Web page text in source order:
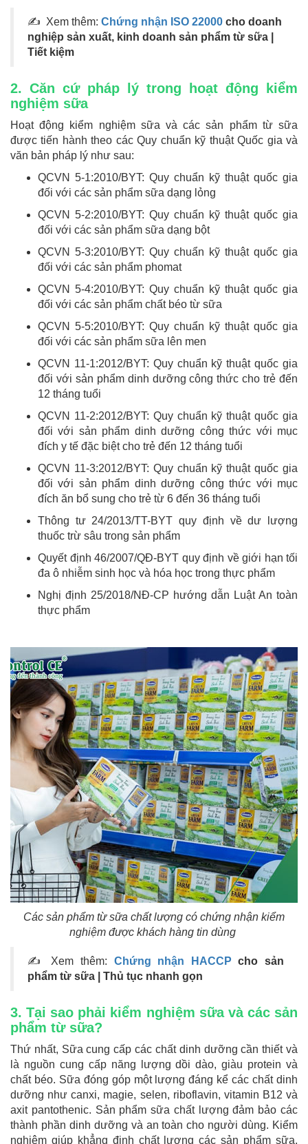
✍ Xem thêm: Chứng nhận ISO 22000 cho doanh
nghiệp sản xuất, kinh doanh sản phẩm từ sữa |
Tiết kiệm
2. Căn cứ pháp lý trong hoạt động kiểm
nghiệm sữa
Hoạt động kiểm nghiệm sữa và các sản phẩm từ sữa
được tiến hành theo các Quy chuẩn kỹ thuật Quốc gia và
văn bản pháp lý như sau:
QCVN 5-1:2010/BYT: Quy chuẩn kỹ thuật quốc gia
đối với các sản phẩm sữa dạng lỏng
QCVN 5-2:2010/BYT: Quy chuẩn kỹ thuật quốc gia
đối với các sản phẩm sữa dạng bột
QCVN 5-3:2010/BYT: Quy chuẩn kỹ thuật quốc gia
đối với các sản phẩm phomat
QCVN 5-4:2010/BYT: Quy chuẩn kỹ thuật quốc gia
đối với các sản phẩm chất béo từ sữa
QCVN 5-5:2010/BYT: Quy chuẩn kỹ thuật quốc gia
đối với các sản phẩm sữa lên men
QCVN 11-1:2012/BYT: Quy chuẩn kỹ thuật quốc gia
đối với sản phẩm dinh dưỡng công thức cho trẻ đến
12 tháng tuổi
QCVN 11-2:2012/BYT: Quy chuẩn kỹ thuật quốc gia
đối với sản phẩm dinh dưỡng công thức với mục
đích y tế đặc biệt cho trẻ đến 12 tháng tuổi
QCVN 11-3:2012/BYT: Quy chuẩn kỹ thuật quốc gia
đối với sản phẩm dinh dưỡng công thức với mục
đích ăn bổ sung cho trẻ từ 6 đến 36 tháng tuổi
Thông tư 24/2013/TT-BYT quy định về dư lượng
thuốc trừ sâu trong sản phẩm
Quyết định 46/2007/QĐ-BYT quy định về giới hạn tối
đa ô nhiễm sinh học và hóa học trong thực phẩm
Nghị định 25/2018/NĐ-CP hướng dẫn Luật An toàn
thực phẩm
Các sản phẩm từ sữa chất lượng có chứng nhận kiểm
nghiệm được khách hàng tin dùng
✍ Xem thêm: Chứng nhận HACCP cho sản
phẩm từ sữa | Thủ tục nhanh gọn
3. Tại sao phải kiểm nghiệm sữa và các sản
phẩm từ sữa?
Thứ nhất, Sữa cung cấp các chất dinh dưỡng cần thiết và
là nguồn cung cấp năng lượng dồi dào, giàu protein và
chất béo. Sữa đóng góp một lượng đáng kể các chất dinh
dưỡng như canxi, magie, selen, riboflavin, vitamin B12 và
axit pantothenic. Sản phẩm sữa chất lượng đảm bảo các
thành phần dinh dưỡng và an toàn cho người dùng. Kiểm
nghiệm giúp khẳng định chất lượng các sản phẩm sữa,